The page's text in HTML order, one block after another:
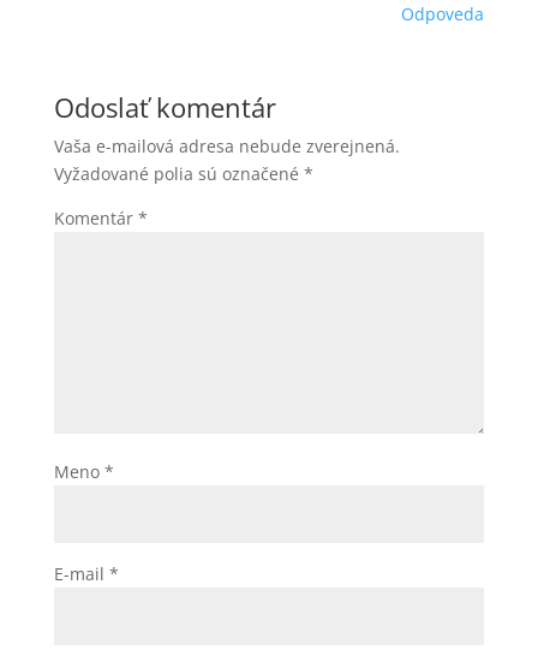
Odpoveda
Odoslať komentár
Vaša e-mailová adresa nebude zverejnená.
Vyžadované polia sú označené *
Komentár *
Meno *
E-mail *